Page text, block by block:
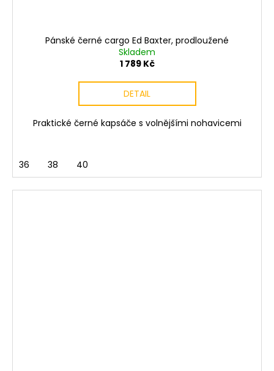
Pánské černé cargo Ed Baxter, prodloužené
Skladem
1 789 Kč
DETAIL
Praktické černé kapsáče s volnějšími nohavicemi
36 38 40